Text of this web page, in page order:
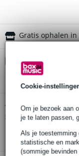
Cookie-
Om je bezoek aan
je te laten passen,
Als je toestemming
statistische en
(sommige
Gratis ophalen
Kies nu voor
voordelen
€ 5,75
Twijfel je of deNUX
systeem met